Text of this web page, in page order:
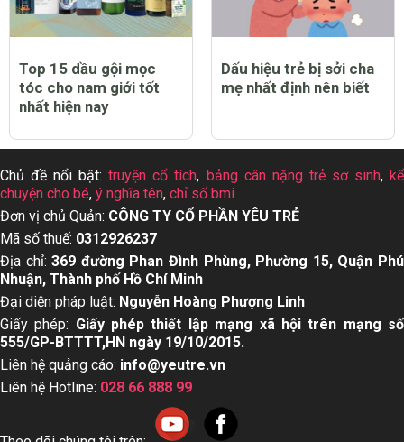
Top 15 dầu gội mọc
tóc cho nam giới tốt
nhất hiện nay
Dấu hiệu trẻ bị sởi cha
mẹ nhất định nên biết
Chủ đề nổi bật:truyện cổ tích, bảng cân nặng trẻ sơ sinh, kể
chuyện cho bé, ý nghĩa tên, chỉ số bmi
Đơn vị chủ Quản: CÔNG TY CỔ PHẦN YÊU TRẺ
Mã số thuế: 0312926237
Địa chỉ:369 đường Phan Đình Phùng, Phường 15, Quận Phú
Nhuận, Thành phố Hồ Chí Minh
Đại diện pháp luật: Nguyễn Hoàng Phượng Linh
Giấy phép: Giấy phép thiết lập mạng xã hội trên mạng số
555/GP-BTTTT,HN ngày 19/10/2015.
Liên hệ quảng cáo: info@yeutre.vn
Liên hệ Hotline: 028 66 888 99